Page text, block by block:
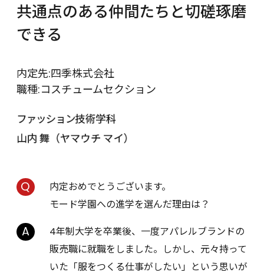
共通点のある仲間たちと切磋琢磨
できる
内定先:四季株式会社
職種:コスチュームセクション
内定おめでとうございます。
モード学園への進学を選んだ理由は？
4年制大学を卒業後、一度アパレルブランドの
販売職に就職をしました。しかし、元々持って
いた「服をつくる仕事がしたい」という思いが